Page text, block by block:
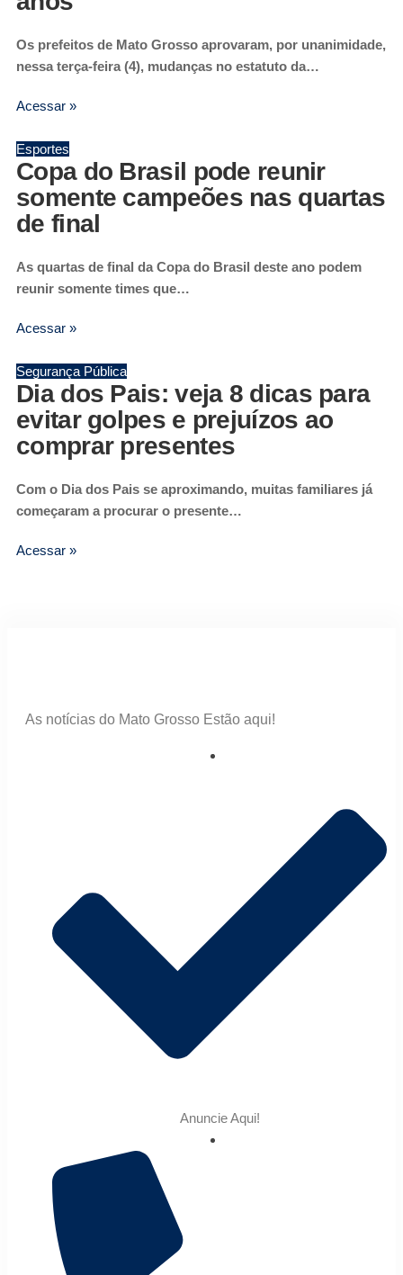
Os prefeitos de Mato Grosso aprovaram, por unanimidade,
nessa terça-feira (4), mudanças no estatuto da…
Acessar »
Esportes
Copa do Brasil pode reunir
somente campeões nas quartas
de final
As quartas de final da Copa do Brasil deste ano podem
reunir somente times que…
Acessar »
Segurança Pública
Dia dos Pais: veja 8 dicas para
evitar golpes e prejuízos ao
comprar presentes
Com o Dia dos Pais se aproximando, muitas familiares já
começaram a procurar o presente…
Acessar »
As notícias do Mato Grosso Estão aqui!
Anuncie Aqui!